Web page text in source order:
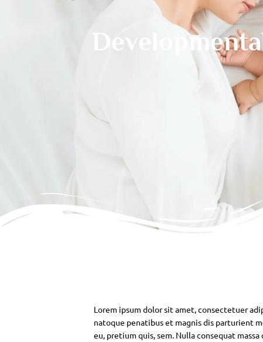
Lorem ipsum dolor sit amet, consectetuer
natoque penatibus et magnis dis parturient
eu, pretium quis, sem. Nulla consequat